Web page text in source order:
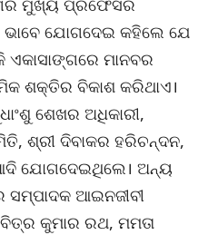
ମୁଖ୍ୟ ପ୍ରଫେସର
ଯୋଗଦେଇ କହିଲେ ଯେ
ଏକାସାଙ୍ଗରେ ମାନବର
ଶକ୍‌ତିର ବିକାଶ କରିଥାଏ।
ଶେଖର ଅଧିକାରୀ,
ଶ୍ରୀ ଦିବାକର ହରିଚନ୍ଦନ,
ଆଦି ଯୋଗଦେଇଥିଲେ। ଅନ୍ୟ
ଆଇନଜୀବୀ
କୁମାର ରଥ, ମମତା